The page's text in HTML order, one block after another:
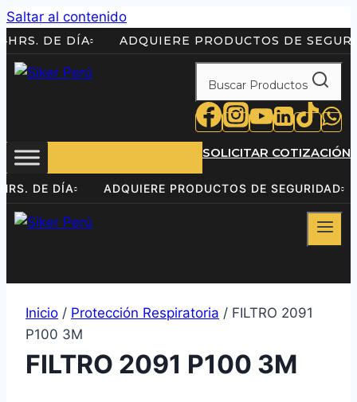
Saltar al contenido
24HRS. DE DÍA ADQUIERE PRODUCTOS DE
Buscar Productos
SOLICITAR COTIZACIÓN
DE DÍA ADQUIERE PRODUCTOS DE
Inicio / Protección Respiratoria / FILTRO 2091
P100 3M
FILTRO 2091 P100 3M